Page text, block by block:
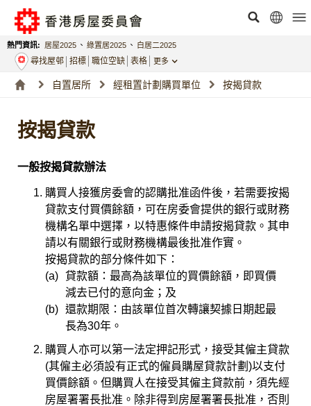
熱門資訊: 居屋2025 、 綠置居2025 、 白居二2025
尋找屋邨 招標 職位空缺 表格 更多
自置居所 經租置計劃購買單位 按揭貸款
按揭貸款
一般按揭貸款辦法
購買人接獲房委會的認購批准函件後，若需要按揭
貸款支付買價餘額，可在房委會提供的銀行或財務
機構名單中選擇，以特惠條件申請按揭貸款。其申
請以有關銀行或財務機構最後批准作實。
按揭貸款的部分條件如下：
(a) 貸款額：最高為該單位的買價餘額，即買價
減去已付的意向金；及
(b) 還款期限：由該單位首次轉讓契據日期起最
長為30年。
購買人亦可以第一法定押記形式，接受其僱主貸款
(其僱主必須設有正式的僱員購屋貸款計劃)以支付
買價餘額。但購買人在接受其僱主貸款前，須先經
房屋署署長批准。除非得到房屋署署長批准，否則